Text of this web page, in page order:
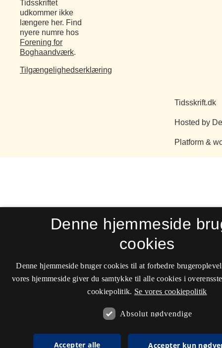
Tidsskriftet
udkommer ikke
længere her. Find
nyere numre hos
Forening for
Boghaandværk.
Tilgængelighedserklæring
Denne hjemmeside
cookies
Denne hjemmeside bruger cookies til at forbedre
vores hjemmeside giver du samtykke til alle cookies i
cookiepolitik. Se vores cookiepolitik
Absolut nødvendige
Accepter alle Accepter kun